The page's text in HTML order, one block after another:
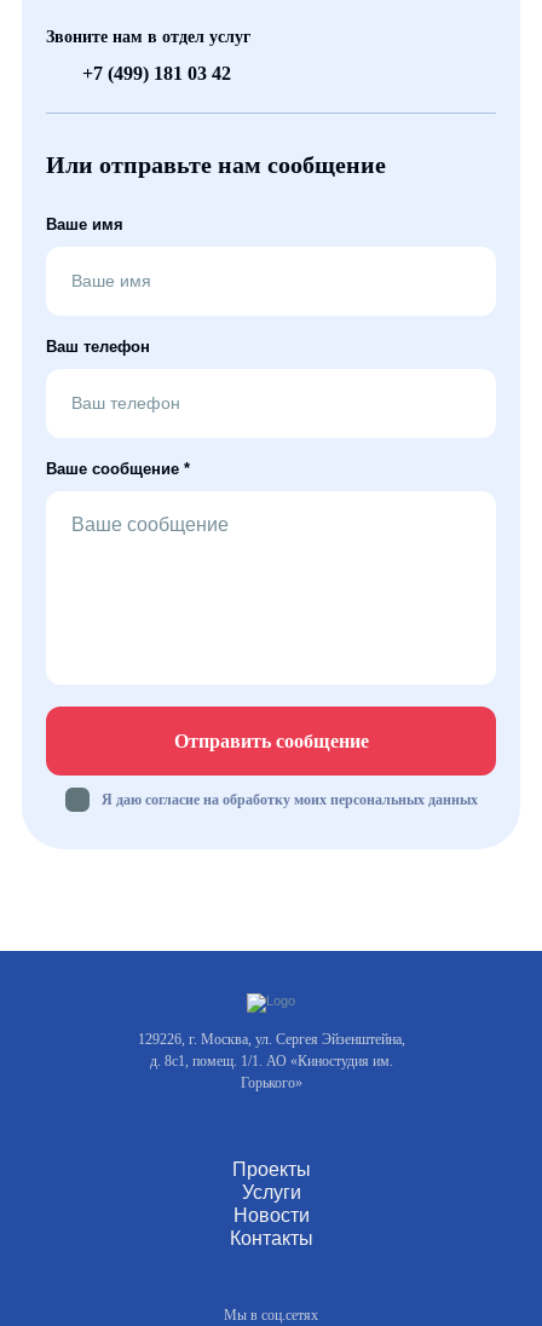
Звоните нам в отдел услуг
+7 (499) 181 03 42
Или отправьте нам сообщение
Ваше имя
Ваш телефон
Ваше сообщение *
Отправить сообщение
Я даю согласие на обработку моих персональных данных
129226, г. Москва, ул. Сергея Эйзенштейна,
д. 8с1, помещ. 1/1. АО «Киностудия им.
Горького»
Проекты
Услуги
Новости
Контакты
Мы в соц.сетях